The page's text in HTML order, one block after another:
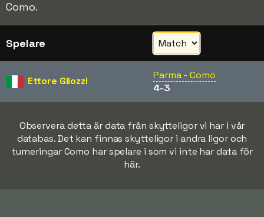
Como.
Spelare
Ettore Gliozzi
Parma - Como
4-3
Observera detta är data från skytteligor vi har i vår
databas. Det kan finnas skytteligor i andra ligor och
turneringar Como har spelare i som vi inte har data för
här.